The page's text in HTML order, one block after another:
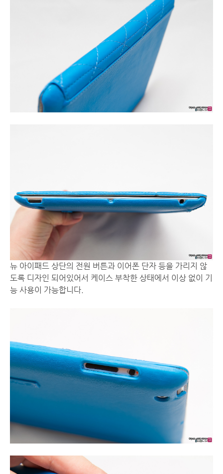
뉴 아이패드 상단의 전원 버튼과 이어폰 단자 등을 가리지 않
도록 디자인 되어있어서 케이스 부착한 상태에서 이상 없이 기
능 사용이 가능합니다.